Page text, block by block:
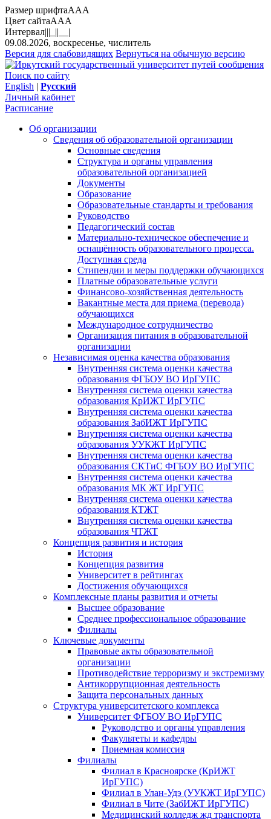
Размер шрифтаAAA
Цвет сайтаAAA
Интервал|||_||__|
09.08.2026, воскресенье, числитель
Версия для слабовидящих Вернуться на обычную версию
Поиск по сайту
English | Русский
Личный кабинет
Расписание
Об организации
Сведения об образовательной организации
Основные сведения
Структура и органы управления
образовательной организацией
Документы
Образование
Образовательные стандарты и требования
Руководство
Педагогический состав
Материально-техническое обеспечение и
оснащённость образовательного процесса.
Доступная среда
Стипендии и меры поддержки обучающихся
Платные образовательные услуги
Финансово-хозяйственная деятельность
Вакантные места для приема (перевода)
обучающихся
Международное сотрудничество
Организация питания в образовательной
организации
Независимая оценка качества образования
Внутренняя система оценки качества
образования ФГБОУ ВО ИрГУПС
Внутренняя система оценки качества
образования КрИЖТ ИрГУПС
Внутренняя система оценки качества
образования ЗабИЖТ ИрГУПС
Внутренняя система оценки качества
образования УУКЖТ ИрГУПС
Внутренняя система оценки качества
образования СКТиС ФГБОУ ВО ИрГУПС
Внутренняя система оценки качества
образования МК ЖТ ИрГУПС
Внутренняя система оценки качества
образования КТЖТ
Внутренняя система оценки качества
образования ЧТЖТ
Концепция развития и история
История
Концепция развития
Университет в рейтингах
Достижения обучающихся
Комплексные планы развития и отчеты
Высшее образование
Среднее профессиональное образование
Филиалы
Ключевые документы
Правовые акты образовательной
организации
Противодействие терроризму и экстремизму
Антикоррупционная деятельность
Защита персональных данных
Структура университетского комплекса
Университет ФГБОУ ВО ИрГУПС
Руководство и органы управления
Факультеты и кафедры
Приемная комиссия
Филиалы
Филиал в Красноярске (КрИЖТ
ИрГУПС)
Филиал в Улан-Удэ (УУКЖТ ИрГУПС)
Филиал в Чите (ЗабИЖТ ИрГУПС)
Медицинский колледж жд транспорта